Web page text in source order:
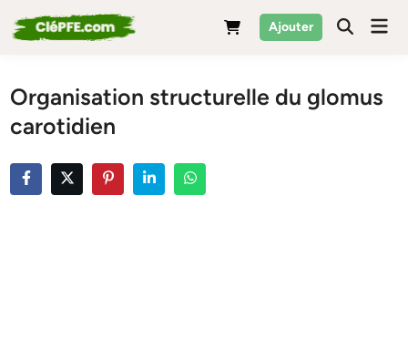
to
Ajouter
Organisation structurelle du glomus
carotidien